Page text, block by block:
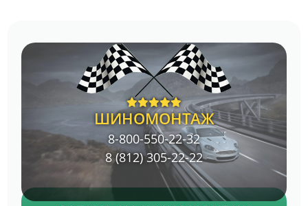
ШИНОМОНТАЖ
8-800-550-22-32
8 (812) 305-22-22